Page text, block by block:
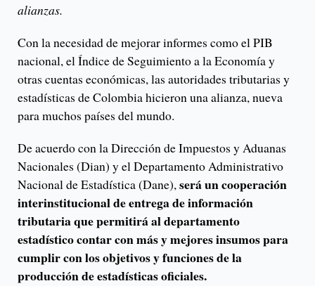
alianzas.
Con la necesidad de mejorar informes como el PIB
nacional, el Índice de Seguimiento a la Economía y
otras cuentas económicas, las autoridades tributarias y
estadísticas de Colombia hicieron una alianza, nueva
para muchos países del mundo.
De acuerdo con la Dirección de Impuestos y Aduanas
Nacionales (Dian) y el Departamento Administrativo
Nacional de Estadística (Dane),será un cooperación
interinstitucional de entrega de información
tributaria que permitirá al departamento
estadístico contar con más y mejores insumos para
cumplir con los objetivos y funciones de la
producción de estadísticas oficiales.